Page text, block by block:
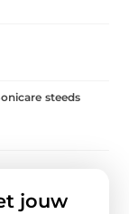
steeds
jouw